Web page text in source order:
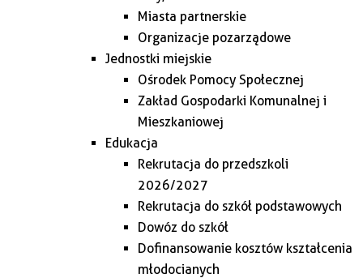
Miasta partnerskie
Organizacje pozarządowe
Jednostki miejskie
Ośrodek Pomocy Społecznej
Zakład Gospodarki Komunalnej i
Mieszkaniowej
Edukacja
Rekrutacja do przedszkoli
2026/2027
Rekrutacja do szkół podstawowych
Dowóz do szkół
Dofinansowanie kosztów kształcenia
młodocianych